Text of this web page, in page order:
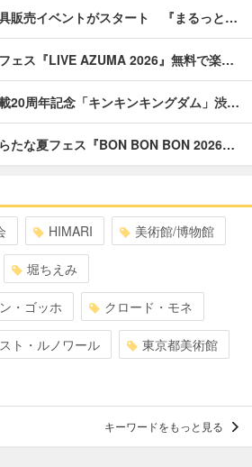
販売イベントがスタート 『まるっと…
ェス『LIVE AZUMA 2026』無料で楽…
20周年記念「キンキンキングダム」渋…
たな夏フェス『BON BON BON 2026…
HIMARI 美術館/博物館
堀ちえみ
・ゴッホ クロード・モネ
ト・ルノワール 東京都美術館
キーワードをもっと見る